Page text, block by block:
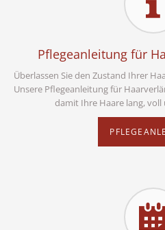
Pflegeanleitung für
Überlassen Sie den Zustand Ihrer
Unsere Pflegeanleitung für
damit Ihre Haare lang,